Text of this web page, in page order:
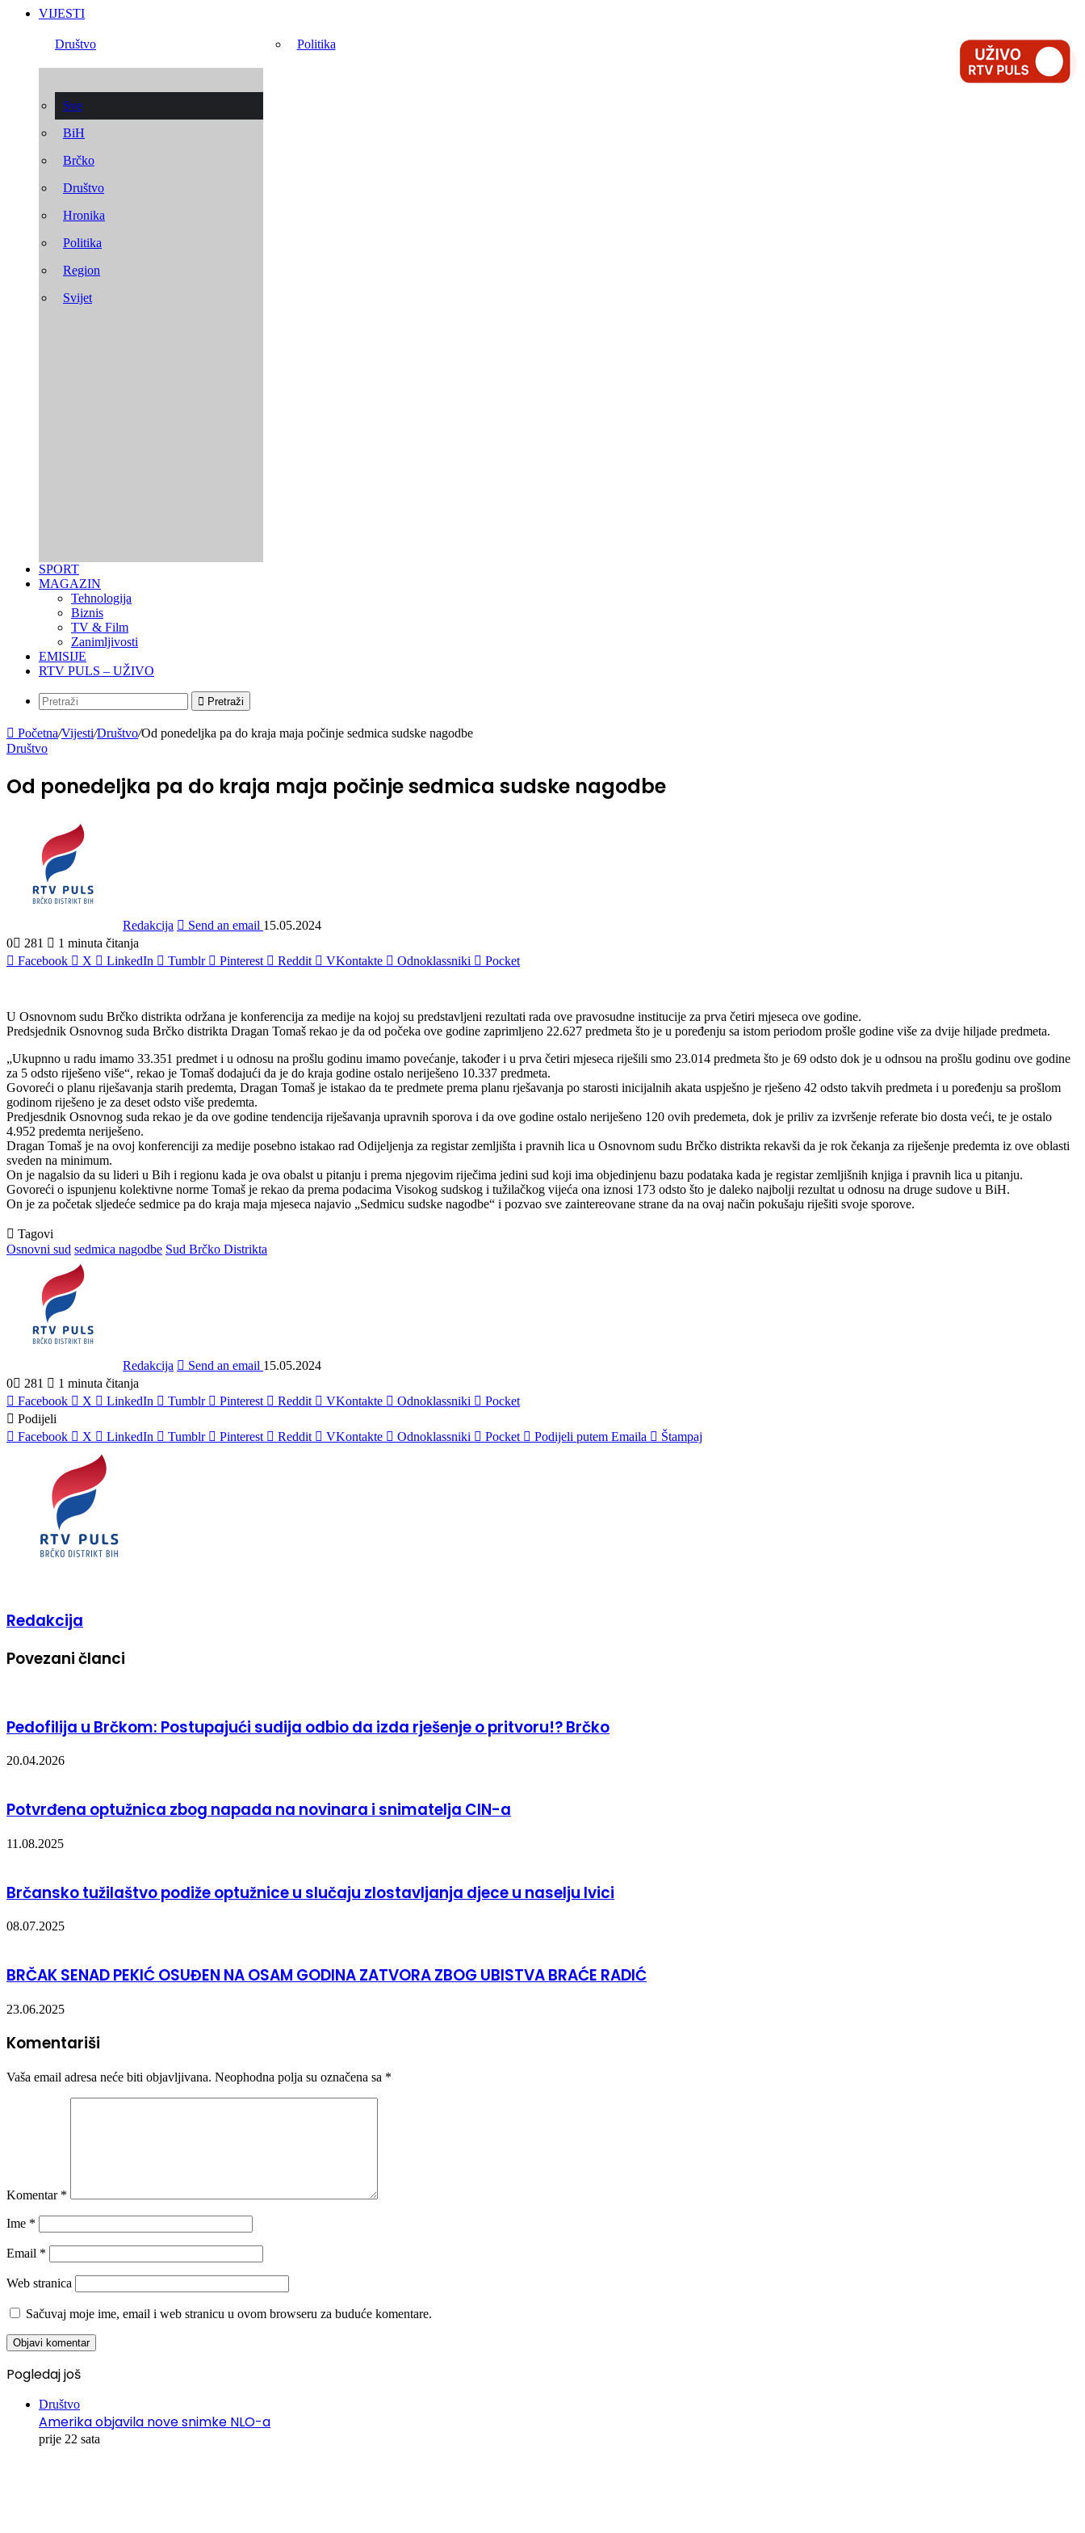
VIJESTI
Društvo Politika
Sve
BiH
Brčko
Društvo
Hronika
Politika
Region
Svijet
SPORT
MAGAZIN
Tehnologija
Biznis
TV & Film
Zanimljivosti
EMISIJE
RTV PULS – UŽIVO
Pretraži
Početna/Vijesti/Društvo/Od ponedeljka pa do kraja maja počinje sedmica sudske nagodbe
Društvo
Od ponedeljka pa do kraja maja počinje sedmica sudske nagodbe
Redakcija Send an email 15.05.2024
0
281
1 minuta čitanja
Facebook
X LinkedIn Tumblr Pinterest Reddit VKontakte Odnoklassniki Pocket
U Osnovnom sudu Brčko distrikta održana je konferencija za medije na kojoj su predstavljeni rezultati rada ove pravosudne institucije za prva četiri mjeseca ove godine.
Predsjednik Osnovnog suda Brčko distrikta Dragan Tomaš rekao je da od počeka ove godine zaprimljeno 22.627 predmeta što je u poređenju sa istom periodom prošle godine više za dvije hiljade predmeta.
„Ukupnno u radu imamo 33.351 predmet i u odnosu na prošlu godinu imamo povećanje, također i u prva četiri mjeseca riješili smo 23.014 predmeta što je 69 odsto dok je u odnsou na prošlu godinu ove godine
za 5 odsto riješeno više“, rekao je Tomaš dodajući da je do kraja godine ostalo neriješeno 10.337 predmeta.
Govoreći o planu riješavanja starih predemta, Dragan Tomaš je istakao da te predmete prema planu rješavanja po starosti inicijalnih akata uspješno je rješeno 42 odsto takvih predmeta i u poređenju sa prošlom
godinom riješeno je za deset odsto više predemta.
Predjesdnik Osnovnog suda rekao je da ove godine tendencija riješavanja upravnih sporova i da ove godine ostalo neriješeno 120 ovih predemeta, dok je priliv za izvršenje referate bio dosta veći, te je ostalo
4.952 predemta neriješeno.
Dragan Tomaš je na ovoj konferenciji za medije posebno istakao rad Odijeljenja za registar zemljišta i pravnih lica u Osnovnom sudu Brčko distrikta rekavši da je rok čekanja za riješenje predemta iz ove oblasti
sveden na minimum.
On je nagalsio da su lideri u Bih i regionu kada je ova obalst u pitanju i prema njegovim riječima jedini sud koji ima objedinjenu bazu podataka kada je registar zemljišnih knjiga i pravnih lica u pitanju.
Govoreći o ispunjenu kolektivne norme Tomaš je rekao da prema podacima Visokog sudskog i tužilačkog vijeća ona iznosi 173 odsto što je daleko najbolji rezultat u odnosu na druge sudove u BiH.
On je za početak sljedeće sedmice pa do kraja maja mjeseca najavio „Sedmicu sudske nagodbe“ i pozvao sve zaintereovane strane da na ovaj način pokušaju riješiti svoje sporove.
Tagovi
Osnovni sud sedmica nagodbe Sud Brčko Distrikta
Redakcija Send an email 15.05.2024
0
281
1 minuta čitanja
Facebook
X LinkedIn Tumblr Pinterest Reddit VKontakte Odnoklassniki
Pocket
Podijeli
Facebook
X LinkedIn Tumblr Pinterest Reddit VKontakte Odnoklassniki Pocket Podijeli putem Emaila Štampaj
Redakcija
Povezani članci
Pedofilija u Brčkom: Postupajući sudija odbio da izda rješenje o pritvoru!? Brčko
20.04.2026
Potvrđena optužnica zbog napada na novinara i snimatelja CIN-a
11.08.2025
Brčansko tužilaštvo podiže optužnice u slučaju zlostavljanja djece u naselju Ivici
08.07.2025
BRČAK SENAD PEKIĆ OSUĐEN NA OSAM GODINA ZATVORA ZBOG UBISTVA BRAĆE RADIĆ
23.06.2025
Komentariši
Vaša email adresa neće biti objavljivana. Neophodna polja su označena sa *
Komentar *
Ime *
Email *
Web stranica
Sačuvaj moje ime, email i web stranicu u ovom browseru za buduće komentare.
Pogledaj još
Društvo
Amerika objavila nove snimke NLO-a
prije 22 sata